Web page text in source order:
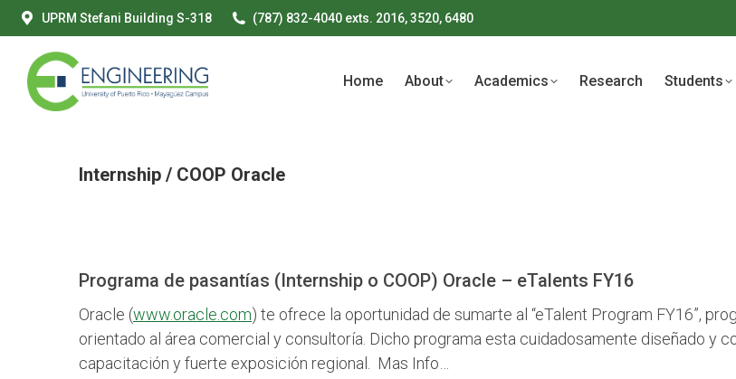
UPRM Stefani Building S-318 (787) 832-4040 exts. 2016, 3520, 6480
Home About Academics Research Students
Internship / COOP Oracle
Programa de pasantías (Internship o COOP) Oracle – eTalents FY16
Oracle (www.oracle.com) te ofrece la oportunidad de sumarte al “eTalent Program FY16”,
orientado al área comercial y consultoría. Dicho programa esta cuidadosamente diseñado y
capacitación y fuerte exposición regional. Mas Info…